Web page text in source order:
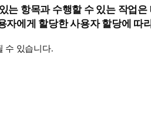
는 항목과 수행할 수 있는 작업은
자에게 할당한 사용자 할당에 따
수 있습니다.